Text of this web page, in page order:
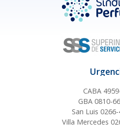
CABA
GBA 0810-
San Luis
Villa Mercedes